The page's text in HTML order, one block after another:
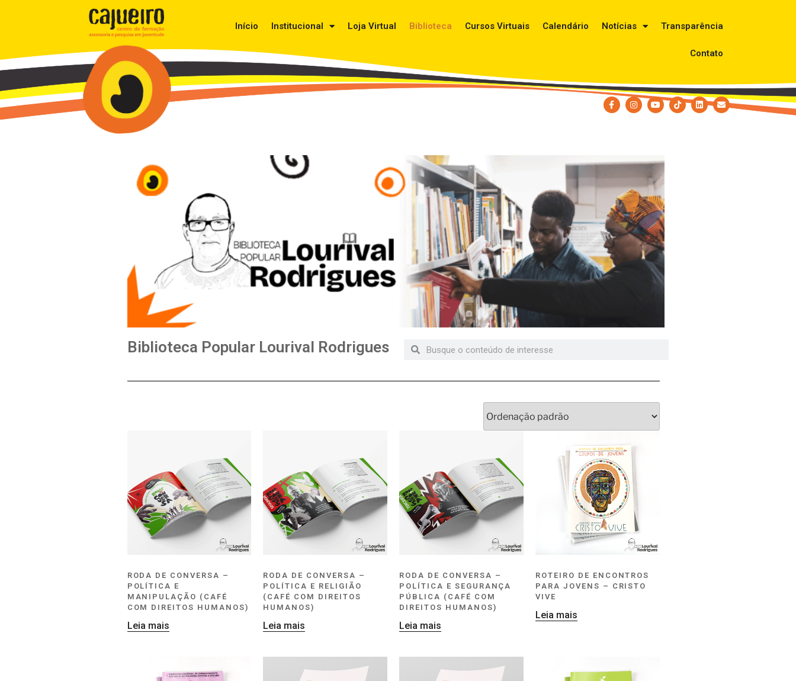
Início Institucional Loja Virtual Biblioteca Cursos Virtuais Calendário Notícias Transparência
Contato
Biblioteca Popular Lourival Rodrigues
RODA DE CONVERSA –
POLÍTICA E
MANIPULAÇÃO (CAFÉ
COM DIREITOS HUMANOS)
Leia mais
RODA DE CONVERSA –
POLÍTICA E RELIGIÃO
(CAFÉ COM DIREITOS
HUMANOS)
Leia mais
RODA DE CONVERSA –
POLÍTICA E SEGURANÇA
PÚBLICA (CAFÉ COM
DIREITOS HUMANOS)
Leia mais
ROTEIRO DE ENCONTROS
PARA JOVENS – CRISTO
VIVE
Leia mais